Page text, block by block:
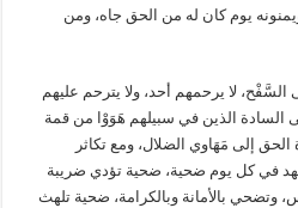
ويمنونه يوم كان له من الحق جاه، ومن
لا يرحمهم أحد، ولا يترحم عليهم
السادة الذين في سبيلهم هَوَوْا من قمة
إلى مَهَاوي الضلال، ومع تكاثر
في كل يوم ضحية، ضحية تؤدي ضريبة
وتضحي بالأمانة وبالكرامة، ضحية تلهث